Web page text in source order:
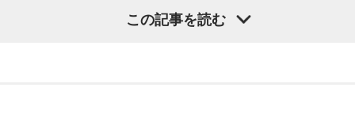
美人 / メリクレット / 望月ヒナタ / 山合圭吾 / 山本大斗 / 吉凶
1．身長、体重、足のサイズ
この記事を読む